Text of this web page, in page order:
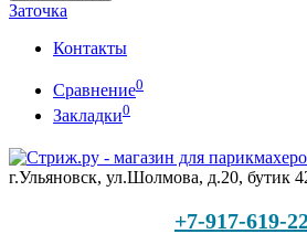
Заточка
Контакты
Сравнение0
Закладки0
г.Ульяновск, ул.Шолмова, д.20, бутик
+7-917-619-